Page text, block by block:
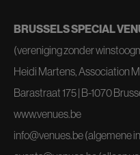
BRUSSELS SPECIAL
(vereniging zonder
Heidi Martens, Association
Barastraat 175 | B-1070
www.venues.be
info@venues.be(algemene